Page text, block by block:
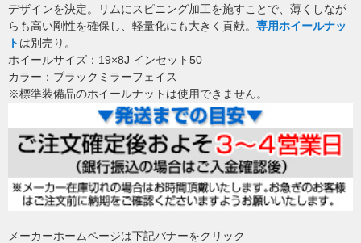
デザインを決定。リムにスピニング加工を施すことで、薄くしなが
らも高い剛性を確保し、軽量化にも大きく貢献。 専用ホイールナッ
トは別売り。
ホイールサイズ：19×8J インセット50
カラー：ブラックミラーフェイス
※標準装備品のホイールナットは使用できません。
メーカーホームページは下記バナーをクリック